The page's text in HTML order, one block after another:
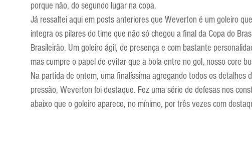
Escola Francesa Escola Inglesa
porque não, do segundo lugar na copa.
Já ressaltei aqui em posts anteriores que Weverton é um goleiro
integra os pilares do time que não só chegou a final da Copa do
Brasileirão. Um goleiro ágil, de presença e com bastante
mas cumpre o papel de evitar que a bola entre no gol, nosso core
Na partida de ontem, uma finalíssima agregando todos os detalhes
pressão, Weverton foi destaque. Fez uma série de defesas nos
abaixo que o goleiro aparece, no mínimo, por três vezes com